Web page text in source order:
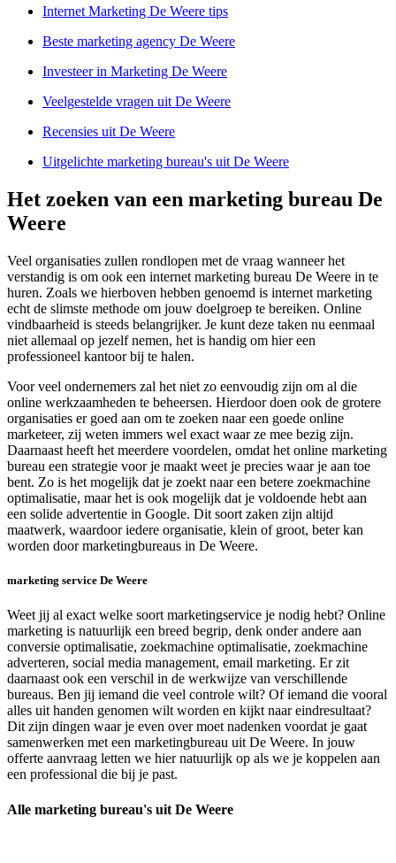
Internet Marketing De Weere tips
Beste marketing agency De Weere
Investeer in Marketing De Weere
Veelgestelde vragen uit De Weere
Recensies uit De Weere
Uitgelichte marketing bureau's uit De Weere
Het zoeken van een marketing bureau De
Weere
Veel organisaties zullen rondlopen met de vraag wanneer het
verstandig is om ook een internet marketing bureau De Weere in te
huren. Zoals we hierboven hebben genoemd is internet marketing
echt de slimste methode om jouw doelgroep te bereiken. Online
vindbaarheid is steeds belangrijker. Je kunt deze taken nu eenmaal
niet allemaal op jezelf nemen, het is handig om hier een
professioneel kantoor bij te halen.
Voor veel ondernemers zal het niet zo eenvoudig zijn om al die
online werkzaamheden te beheersen. Hierdoor doen ook de grotere
organisaties er goed aan om te zoeken naar een goede online
marketeer, zij weten immers wel exact waar ze mee bezig zijn.
Daarnaast heeft het meerdere voordelen, omdat het online marketing
bureau een strategie voor je maakt weet je precies waar je aan toe
bent. Zo is het mogelijk dat je zoekt naar een betere zoekmachine
optimalisatie, maar het is ook mogelijk dat je voldoende hebt aan
een solide advertentie in Google. Dit soort zaken zijn altijd
maatwerk, waardoor iedere organisatie, klein of groot, beter kan
worden door marketingbureaus in De Weere.
marketing service De Weere
Weet jij al exact welke soort marketingservice je nodig hebt? Online
marketing is natuurlijk een breed begrip, denk onder andere aan
conversie optimalisatie, zoekmachine optimalisatie, zoekmachine
adverteren, social media management, email marketing. Er zit
daarnaast ook een verschil in de werkwijze van verschillende
bureaus. Ben jij iemand die veel controle wilt? Of iemand die vooral
alles uit handen genomen wilt worden en kijkt naar eindresultaat?
Dit zijn dingen waar je even over moet nadenken voordat je gaat
samenwerken met een marketingbureau uit De Weere. In jouw
offerte aanvraag letten we hier natuurlijk op als we je koppelen aan
een professional die bij je past.
Alle marketing bureau's uit De Weere